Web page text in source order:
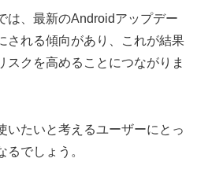
は、最新のAndroidアップデー
される傾向があり、これが結果
スクを高めることにつながりま
いたいと考えるユーザーにとっ
でしょう。